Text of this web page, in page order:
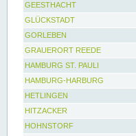
GEESTHACHT
GLÜCKSTADT
GORLEBEN
GRAUERORT REEDE
HAMBURG ST. PAULI
HAMBURG-HARBURG
HETLINGEN
HITZACKER
HOHNSTORF